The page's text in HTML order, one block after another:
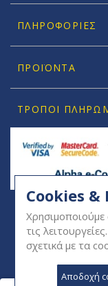
ΠΛΗΡΟΦΟΡΊΕΣ
ΠΡΟΪΟΝΤΑ
ΤΡΌΠΟΙ
SOCIAL
Cookies
τις
σχετικά με τα
Αποδοχή